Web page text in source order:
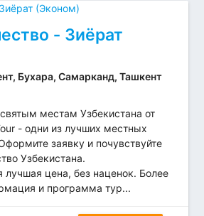
‐ Зиёрат
Бухара, Самарканд, Ташкент
местам Узбекистана от
- одни из лучших местных
заявку и почувствуйте
Узбекистана.
лучшая цена, без наценок. Более
и программа тур...